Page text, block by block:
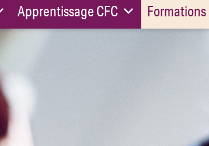
Apprentissage CFC Formations